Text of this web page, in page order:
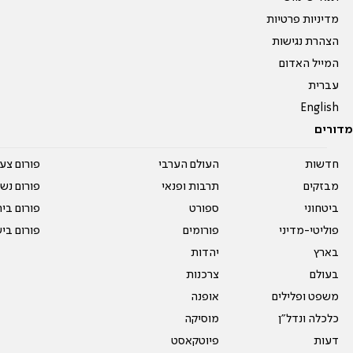
מדיניות פרטיות
הצהרת נגישות
המייל האדום
עברית
English
מדורים
חדשות
מבזקים
ביטחוני
פוליטי-מדיני
בארץ
בעולם
משפט ופלילים
כלכלה ונדל"ן
דעות
העולם הערבי
תרבות ופנאי
ספורט
פורומים
יהדות
צרכנות
אופנה
מוסיקה
פיוטקאסט
פורום
פורום
פורום
פורום